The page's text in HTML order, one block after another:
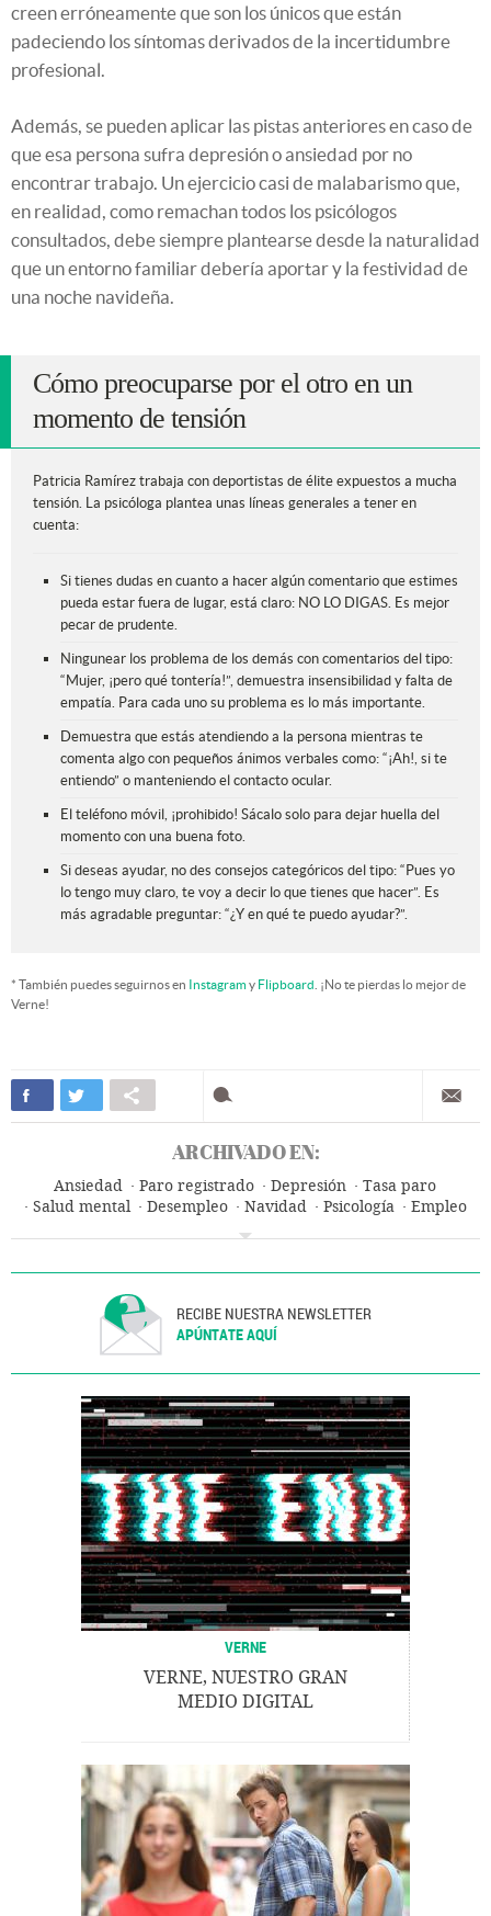
creen erróneamente que son los únicos que están
padeciendo los síntomas derivados de la incertidumbre
profesional.
Además, se pueden aplicar las pistas anteriores en caso de
que esa persona sufra depresión o ansiedad por no
encontrar trabajo. Un ejercicio casi de malabarismo que,
en realidad, como remachan todos los psicólogos
consultados, debe siempre plantearse desde la naturalidad
que un entorno familiar debería aportar y la festividad de
una noche navideña.
Cómo preocuparse por el otro en un
momento de tensión
Patricia Ramírez trabaja con deportistas de élite expuestos a mucha
tensión. La psicóloga plantea unas líneas generales a tener en
cuenta:
Si tienes dudas en cuanto a hacer algún comentario que estimes
pueda estar fuera de lugar, está claro: NO LO DIGAS. Es mejor
pecar de prudente.
Ningunear los problema de los demás con comentarios del tipo:
“Mujer, ¡pero qué tontería!”, demuestra insensibilidad y falta de
empatía. Para cada uno su problema es lo más importante.
Demuestra que estás atendiendo a la persona mientras te
comenta algo con pequeños ánimos verbales como: “¡Ah!, si te
entiendo” o manteniendo el contacto ocular.
El teléfono móvil, ¡prohibido! Sácalo solo para dejar huella del
momento con una buena foto.
Si deseas ayudar, no des consejos categóricos del tipo: “Pues yo
lo tengo muy claro, te voy a decir lo que tienes que hacer”. Es
más agradable preguntar: “¿Y en qué te puedo ayudar?”.
* También puedes seguirnos en Instagramy Flipboard . ¡No te pierdas lo mejor de
Verne!
ARCHIVADO EN:
Ansiedad Paro registrado Depresión
Tasa paro
Salud mental
Desempleo Navidad Psicología
Empleo
RECIBE NUESTRA NEWSLETTER
APÚNTATE AQUÍ
VERNE
VERNE, NUESTRO GRAN
MEDIO DIGITAL